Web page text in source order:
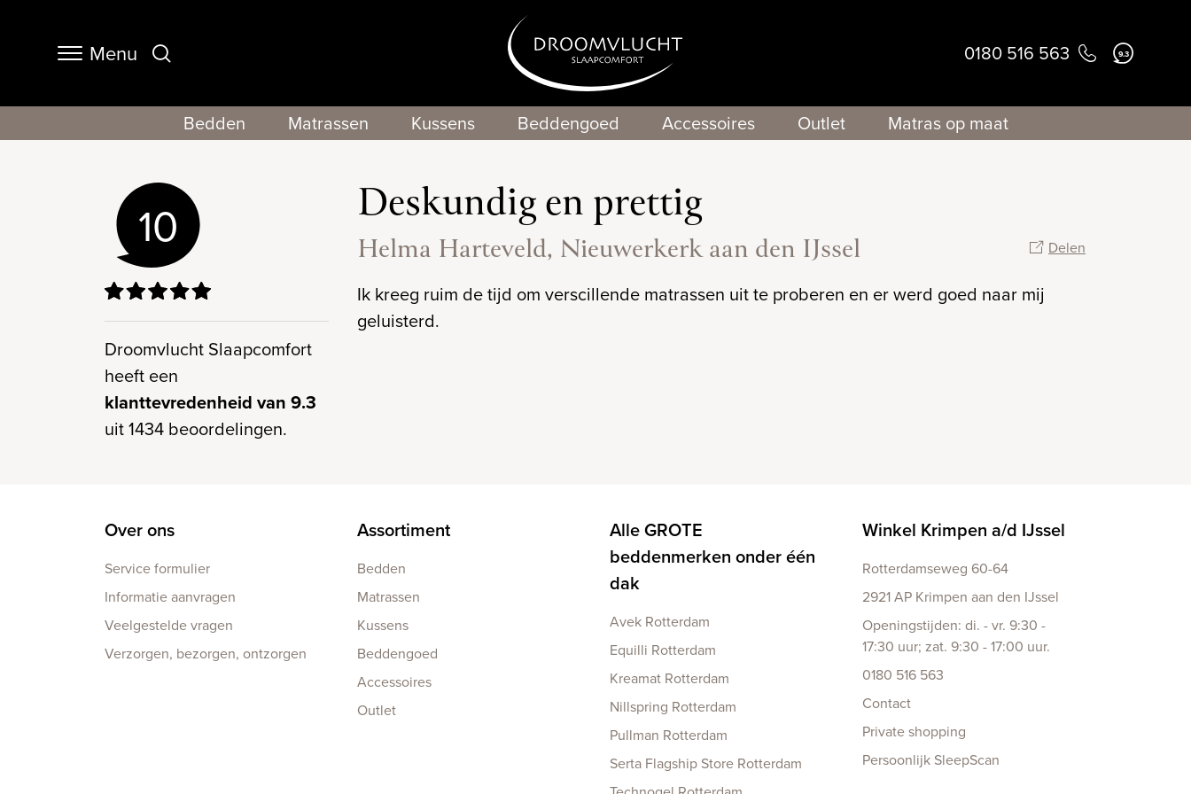
Navigation
Menu 0180 516 563 9.3
Bedden Matrassen Kussens Beddengoed Accessoires Outlet Matras op maat
Deskundig en prettig
Helma Harteveld, Nieuwerkerk aan den IJssel Delen
Ik kreeg ruim de tijd om verscillende matrassen uit te proberen en er werd goed naar mij
geluisterd.
10
Droomvlucht Slaapcomfort
heeft een
klanttevredenheid van 9.3
uit 1434 beoordelingen.
Over ons
Service formulier
Informatie aanvragen
Veelgestelde vragen
Verzorgen, bezorgen, ontzorgen
Assortiment
Bedden
Matrassen
Kussens
Beddengoed
Accessoires
Outlet
Alle GROTE
beddenmerken onder één
dak
Avek Rotterdam
Equilli Rotterdam
Kreamat Rotterdam
Nillspring Rotterdam
Pullman Rotterdam
Serta Flagship Store Rotterdam
Winkel Krimpen a/d IJssel
Rotterdamseweg 60-64
2921 AP Krimpen aan den IJssel
Openingstijden: di. - vr. 9:30 -
17:30 uur; zat. 9:30 - 17:00 uur.
0180 516 563
Contact
Private shopping
Persoonlijk SleepScan